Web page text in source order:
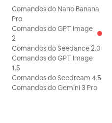
Comandos do Nano Banana
Pro
Comandos do GPT Image
2
Comandos do Seedance 2.0
Comandos do GPT Image
1.5
Comandos do Seedream 4.5
Comandos do Gemini 3 Pro